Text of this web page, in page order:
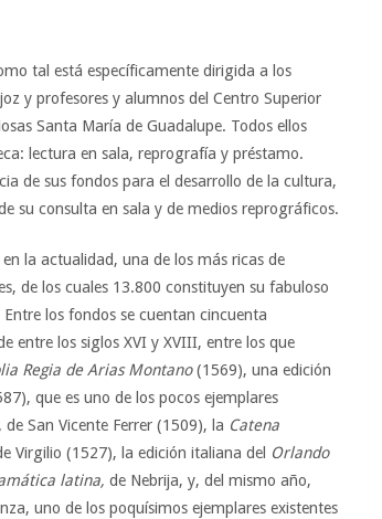
tal está específicamente dirigida a los
y profesores y alumnos del Centro Superior
Santa María de Guadalupe. Todos ellos
lectura en sala, reprografía y préstamo.
de sus fondos para el desarrollo de la cultura,
su consulta en sala y de medios reprográficos.
la actualidad, una de los más ricas de
de los cuales 13.800 constituyen su fabuloso
los fondos se cuentan cincuenta
entre los siglos XVI y XVIII, entre los que
Regia de Arias Montano(1569), una edición
que es uno de los pocos ejemplares
de San Vicente Ferrer (1509), la Catena
Virgilio (1527), la edición italiana del Orlando
latina, de Nebrija, y, del mismo año,
uno de los poquísimos ejemplares existentes